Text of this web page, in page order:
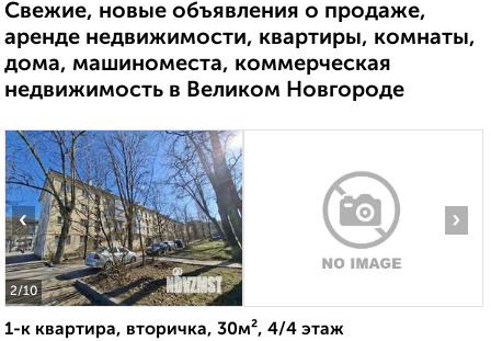
Свежие, новые объявления о продаже,
аренде недвижимости, квартиры, комнаты,
дома, машиноместа, коммерческая
недвижимость в Великом Новгороде
2/10
‹ ›
1-к квартира, вторичка, 30м², 4/4 этаж